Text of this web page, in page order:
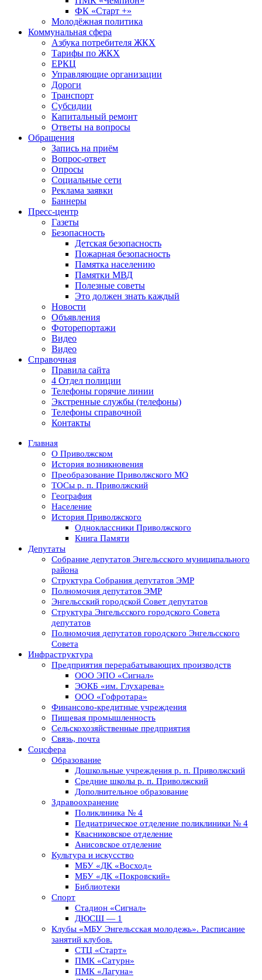
ФК «Старт +»
Молодёжная политика
Коммунальная сфера
Азбука потребителя ЖКХ
Тарифы по ЖКХ
ЕРКЦ
Управляющие организации
Дороги
Транспорт
Субсидии
Капитальный ремонт
Ответы на вопросы
Обращения
Запись на приём
Вопрос-ответ
Опросы
Социальные сети
Реклама заявки
Баннеры
Пресс-центр
Газеты
Безопасность
Детская безопасность
Пожарная безопасность
Памятка населению
Памятки МВД
Полезные советы
Это должен знать каждый
Новости
Объявления
Фоторепортажи
Видео
Видео
Справочная
Правила сайта
4 Отдел полиции
Телефоны горячие линии
Экстренные службы (телефоны)
Телефоны справочной
Контакты
Главная
О Приволжском
История возникновения
Преобразование Приволжского МО
ТОСы р. п. Приволжский
География
Население
История Приволжского
Одноклассники Приволжского
Книга Памяти
Депутаты
Собрание депутатов Энгельсского муниципального
района
Структура Собрания депутатов ЭМР
Полномочия депутатов ЭМР
Энгельсский городской Совет депутатов
Структура Энгельсского городского Совета
депутатов
Полномочия депутатов городского Энгельсского
Совета
Инфраструктура
Предприятия перерабатывающих производств
ООО ЭПО «Сигнал»
ЭОКБ «им. Глухарева»
ООО «Гофротара»
Финансово-кредитные учреждения
Пищевая промышленность
Сельскохозяйственные предприятия
Связь, почта
Соцсфера
Образование
Дошкольные учреждения р. п. Приволжский
Средние школы р. п. Приволжский
Дополнительное образование
Здравоохранение
Поликлиника № 4
Педиатрическое отделение поликлиники № 4
Квасниковское отделение
Анисовское отделение
Культура и искусство
МБУ «ДК «Восход»
МБУ «ДК «Покровский»
Библиотеки
Спорт
Стадион «Сигнал»
ДЮСШ — 1
Клубы «МБУ Энгельсская молодежь». Расписание
занятий клубов.
СТЦ «Старт»
ПМК «Сатурн»
ПМК «Лагуна»